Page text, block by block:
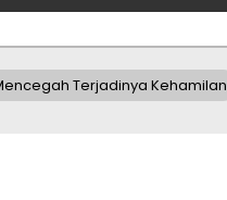
Terjadinya Kehamilan